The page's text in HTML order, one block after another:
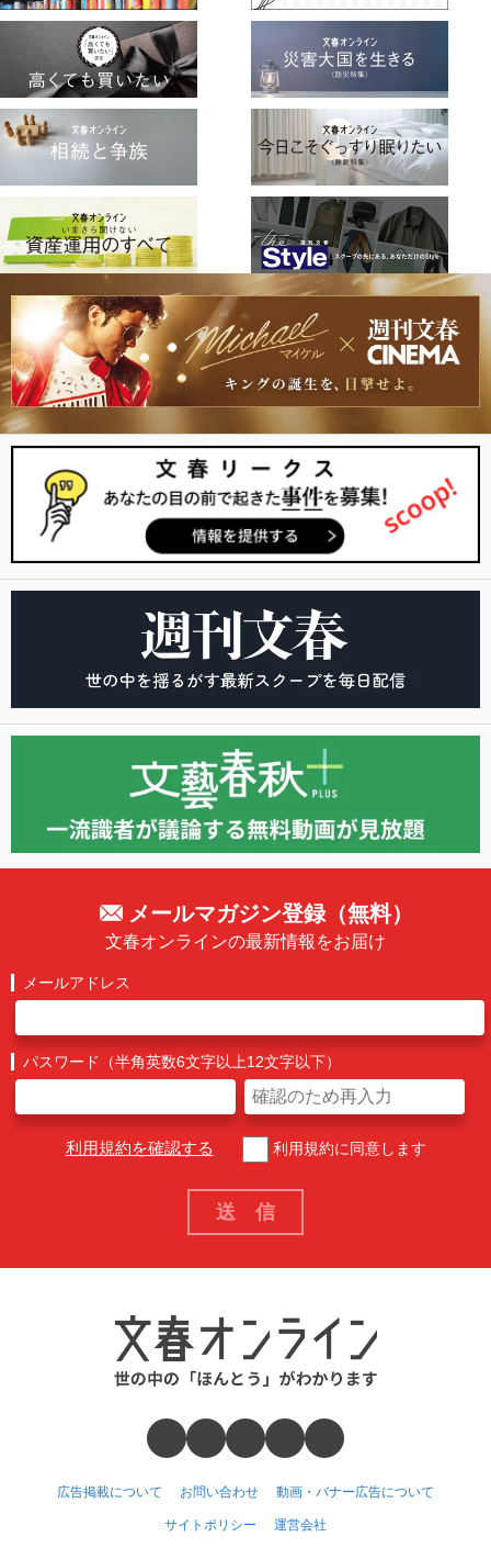
メールマガジン登録（無料）
文春オンラインの最新情報をお届け
メールアドレス
パスワード（半角英数6文字以上12文字以下）
利用規約を確認する 利用規約に同意します
広告掲載について お問い合わせ 動画・バナー広告について
サイトポリシー 運営会社